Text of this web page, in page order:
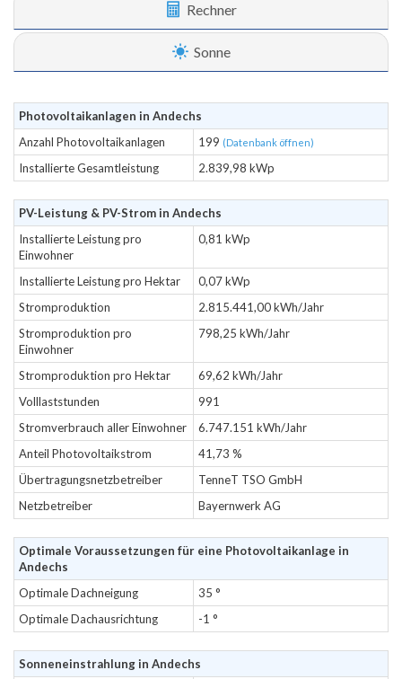
Rechner
Sonne
Photovoltaikanlagen in Andechs
Anzahl Photovoltaikanlagen
199 (Datenbank öffnen)
Installierte Gesamtleistung 2.839,98 kWp
PV-Leistung & PV-Strom in Andechs
Installierte Leistung pro
Einwohner
0,81 kWp
Installierte Leistung pro Hektar
0,07 kWp
Stromproduktion
2.815.441,00 kWh/Jahr
Stromproduktion pro
Einwohner
798,25 kWh/Jahr
Stromproduktion pro Hektar
69,62 kWh/Jahr
Volllaststunden
991
Stromverbrauch aller Einwohner
6.747.151 kWh/Jahr
Anteil Photovoltaikstrom
41,73 %
Übertragungsnetzbetreiber
TenneT TSO GmbH
Netzbetreiber
Bayernwerk AG
Optimale Voraussetzungen für eine Photovoltaikanlage in
Andechs
Optimale Dachneigung
35 °
Optimale Dachausrichtung
-1 °
Sonneneinstrahlung in Andechs